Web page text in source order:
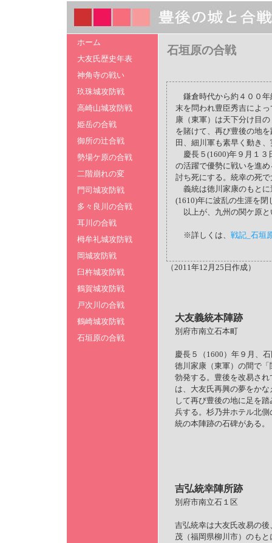
ホーム
大友氏歴史年表
神角寺の戦い
玖珠城攻防戦
高崎山城攻防戦
姫岳の合戦
御所の辻合戦
勢場ケ原の合戦
二階崩れの変
門司城攻防戦
多々良川の合戦
耳川の合戦
栂牟礼城攻防戦
岡城攻防戦
臼杵城攻防戦
鶴賀城攻防戦
戸次川の合戦
鶴崎城攻防戦
石垣原の合戦
石垣原の合戦
鎌倉時代から約４００年
末を問われ豊臣秀吉によ
康（東軍）は天下分け目
を賭けて、再び豊後の地
田、細川軍も素早く動き
慶長５(1600)年９月１３
の活躍で優勢に戦いを進
討ち死にする。統幸の死
義統は徳川家康のもとに
(1610)年に波乱の生涯を閉
以上が、九州の関ケ原と
※詳しくは、 戦記_石垣
（2011年12月25日作成）
大友義統本陣跡
別府市南立石本町
慶長５（1600）年９月、
徳川家康（東軍）の間で
勃発する。豊後を改易さ
は、大友氏再興の夢をか
して再び豊後の地に足を
兵する。杉乃井ホテル北
統の本陣跡の石碑がある。
吉弘統幸陣所跡
別府市南立石１区
吉弘統幸は大友氏改易の
茂（福岡県柳川市）のも